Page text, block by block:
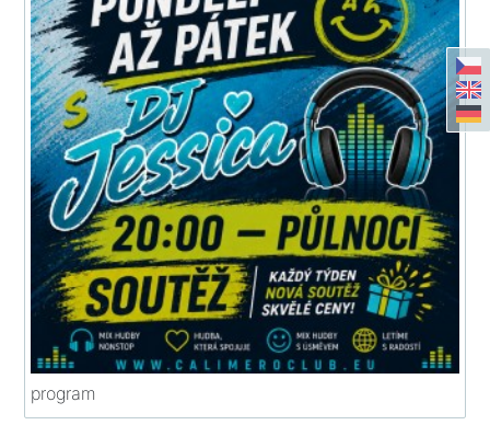
program